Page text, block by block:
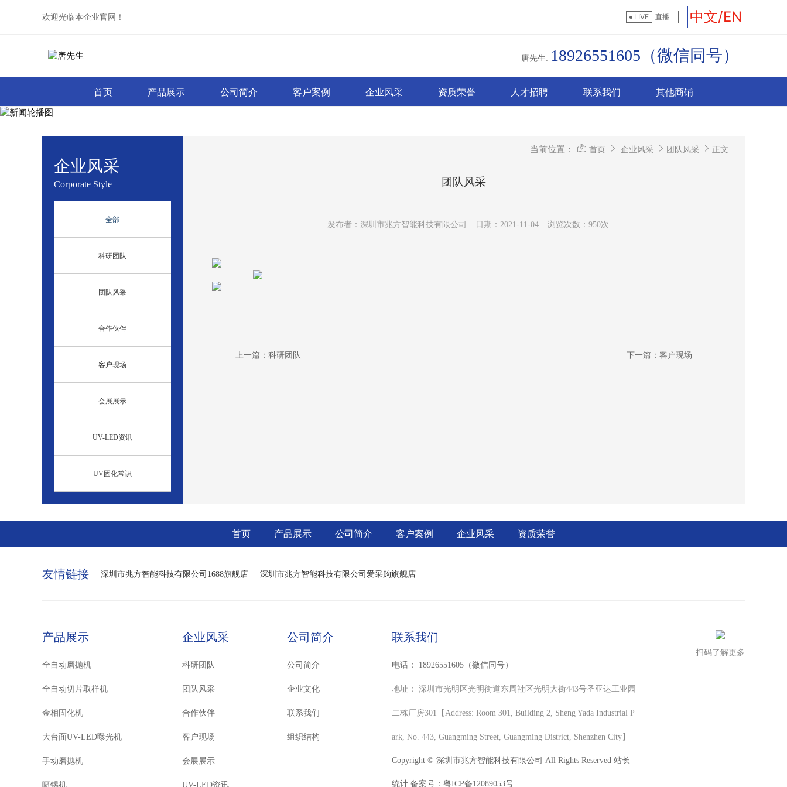
欢迎光临本企业官网！ LIVE 直播 中文/EN
唐先生: 18926551605（微信同号）
首页 产品展示 公司简介 客户案例 企业风采 资质荣誉 人才招聘 联系我们 其他商铺
企业风采
Corporate Style
全部
科研团队
团队风采
合作伙伴
客户现场
会展展示
UV-LED资讯
UV固化常识
当前位置： 首页 企业风采 团队风采 正文
团队风采
发布者：深圳市兆方智能科技有限公司 日期：2021-11-04 浏览次数：950次
上一篇：科研团队 下一篇：客户现场
首页 产品展示 公司简介 客户案例 企业风采 资质荣誉
友情链接 深圳市兆方智能科技有限公司1688旗舰店 深圳市兆方智能科技有限公司爱采购旗舰店
产品展示
全自动磨抛机
全自动切片取样机
金相固化机
大台面UV-LED曝光机
手动磨抛机
喷锡机
企业风采
科研团队
团队风采
合作伙伴
客户现场
会展展示
UV-LED资讯
公司简介
公司简介
企业文化
联系我们
组织结构
联系我们
电话： 18926551605（微信同号）
地址： 深圳市光明区光明街道东周社区光明大街443号圣亚达工业园
二栋厂房301【Address: Room 301, Building 2, Sheng Yada Industrial P
ark, No. 443, Guangming Street, Guangming District, Shenzhen City】
Copyright © 深圳市兆方智能科技有限公司 All Rights Reserved 站长
统计 备案号： 粤ICP备12089053号
扫码了解更多